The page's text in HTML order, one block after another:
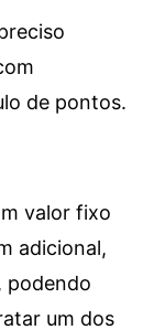
de pontos.
valor fixo
adicional,
podendo
um dos